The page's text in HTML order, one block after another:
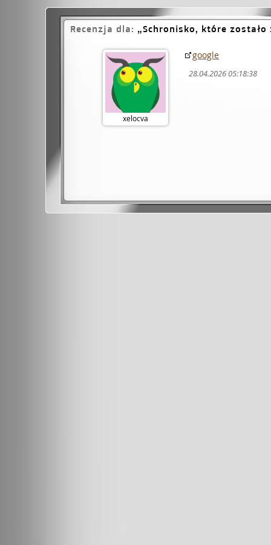
Recenzja dla: Schronisko, które zostało
xelocva
google
28.04.2026 05:18:38